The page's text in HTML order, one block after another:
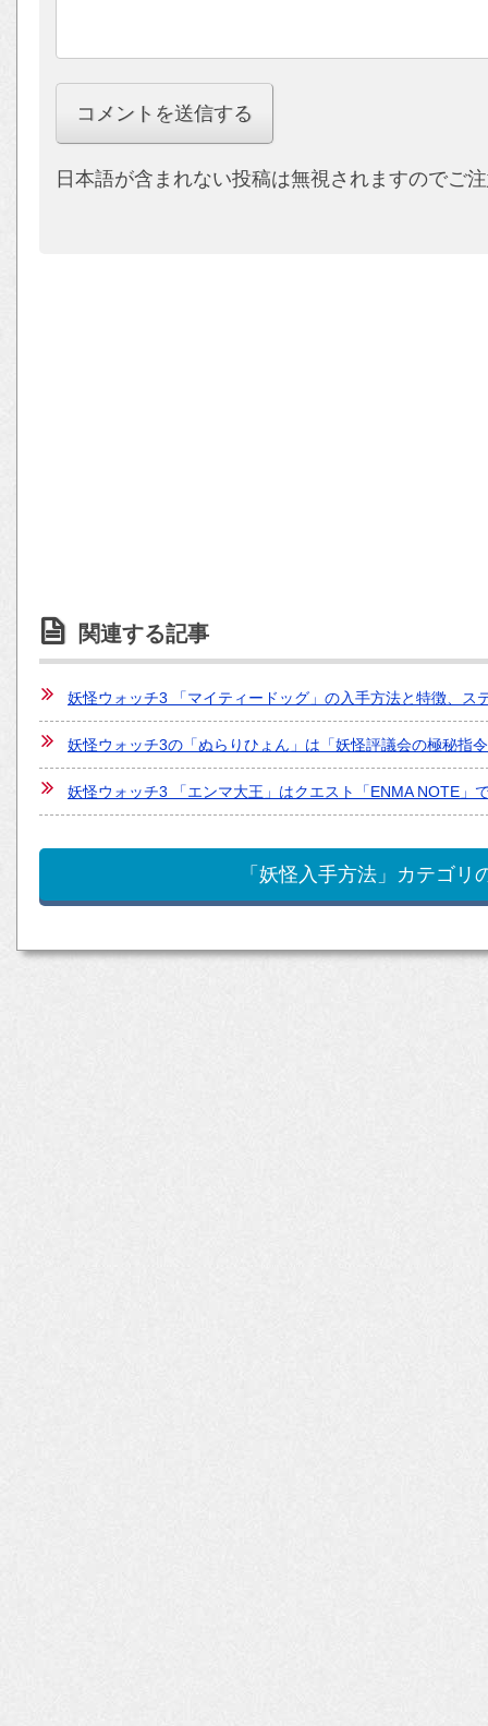
日本語が含まれない投稿は無視されますのでご
関連する記事
妖怪ウォッチ3 「マイティードッグ」の入手方法と特徴、ス
妖怪ウォッチ3の「ぬらりひょん」は「妖怪評議会の極秘指
妖怪ウォッチ3 「エンマ大王」はクエスト「ENMA NOTE」
「妖怪入手方法」カテゴリ